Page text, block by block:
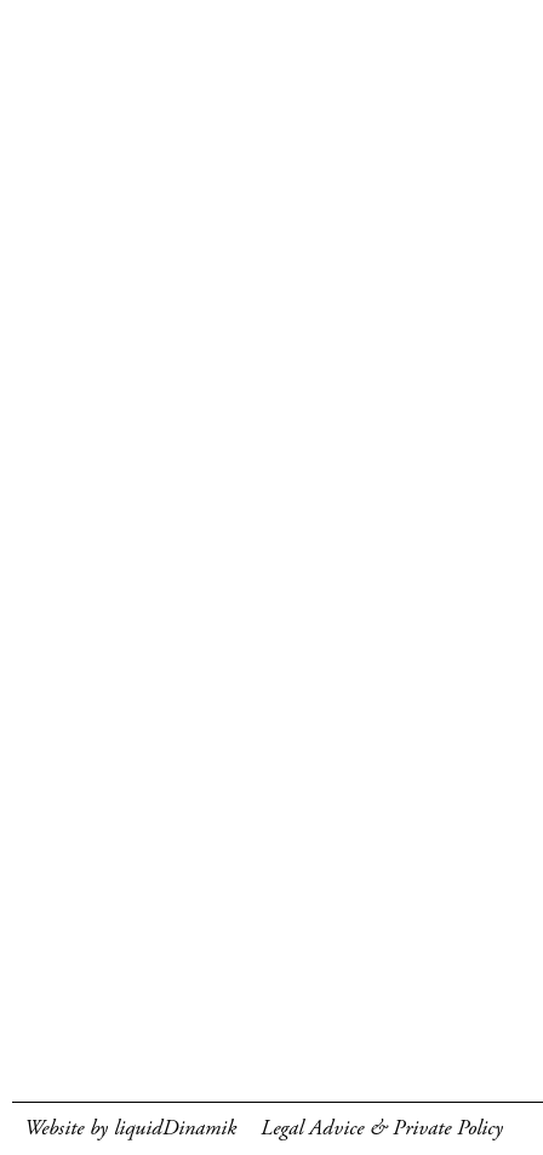
Website by liquidDinamik Legal Advice & Private Policy